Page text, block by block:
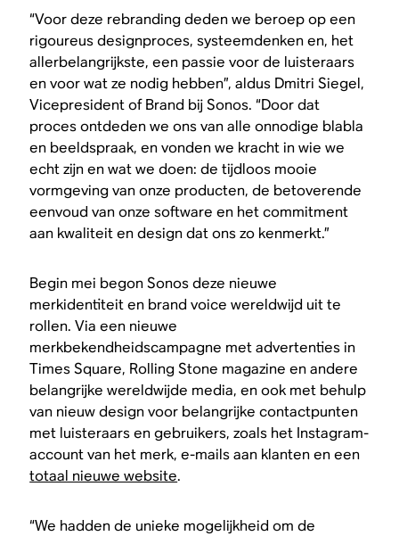
“Voor deze rebranding deden we beroep op een
rigoureus designproces, systeemdenken en, het
allerbelangrijkste, een passie voor de luisteraars
en voor wat ze nodig hebben”, aldus Dmitri Siegel,
Vicepresident of Brand bij Sonos. “Door dat
proces ontdeden we ons van alle onnodige blabla
en beeldspraak, en vonden we kracht in wie we
echt zijn en wat we doen: de tijdloos mooie
vormgeving van onze producten, de betoverende
eenvoud van onze software en het commitment
aan kwaliteit en design dat ons zo kenmerkt.”
Begin mei begon Sonos deze nieuwe
merkidentiteit en brand voice wereldwijd uit te
rollen. Via een nieuwe
merkbekendheidscampagne met advertenties in
Times Square, Rolling Stone magazine en andere
belangrijke wereldwijde media, en ook met behulp
van nieuw design voor belangrijke contactpunten
met luisteraars en gebruikers, zoals het Instagram-
account van het merk, e-mails aan klanten en een
totaal nieuwe website.
“We hadden de unieke mogelijkheid om de